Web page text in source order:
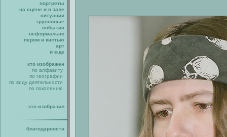
портреты
на сцене и в зале
ситуации
групповые
события
неформально
пером и кистью
арт
и еще
кто изображен
по алфавиту
по географии
по виду деятельности
по поколению
кто изобразил
благодарности